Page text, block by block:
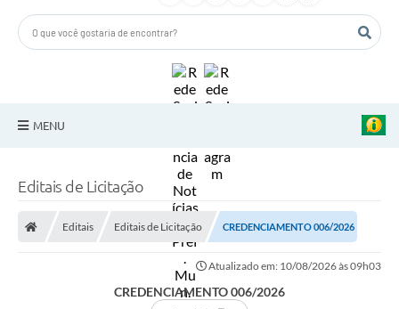
MENU
Editais de Licitação
Editais Editais de Licitação CREDENCIAMENTO 006/2026
Atualizado em: 10/08/2026 às 09h03
CREDENCIAMENTO 006/2026